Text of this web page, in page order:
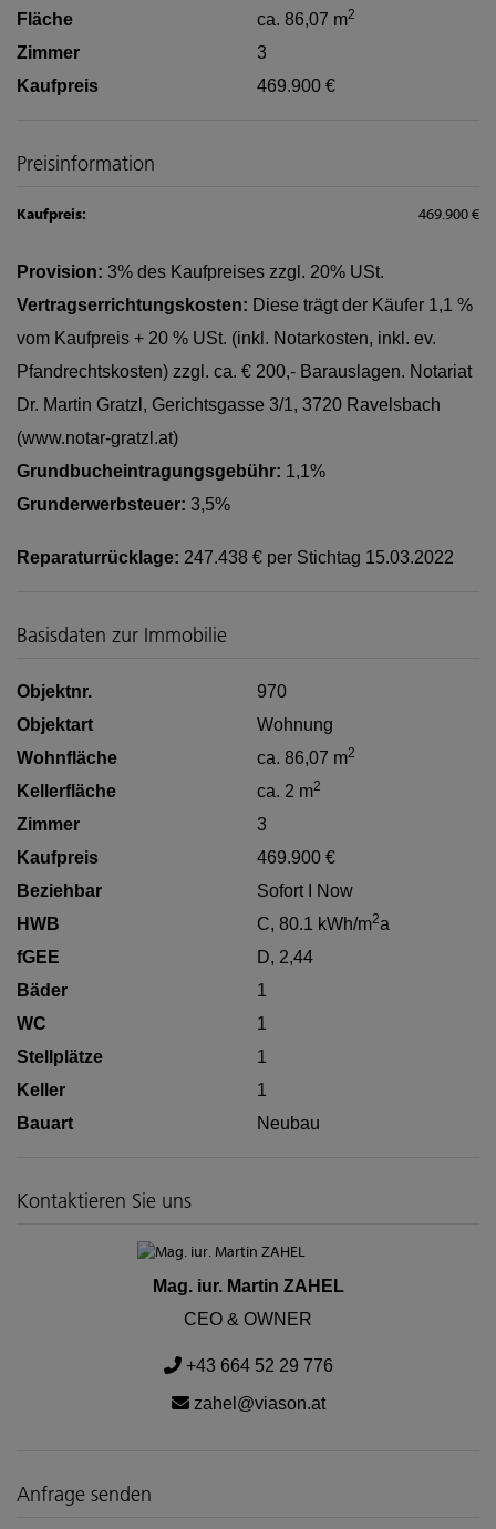
Fläche ca. 86,07 m2
Zimmer
3
Kaufpreis
469.900 €
Preisinformation
Kaufpreis: 469.900 €
Provision: 3% des Kaufpreises zzgl. 20% USt.
Vertragserrichtungskosten: Diese trägt der Käufer 1,1 %
vom Kaufpreis + 20 % USt. (inkl. Notarkosten, inkl. ev.
Pfandrechtskosten) zzgl. ca. € 200,- Barauslagen. Notariat
Dr. Martin Gratzl, Gerichtsgasse 3/1, 3720 Ravelsbach
(www.notar-gratzl.at)
Grundbucheintragungsgebühr: 1,1%
Grunderwerbsteuer: 3,5%
Reparaturrücklage: 247.438 € per Stichtag 15.03.2022
Basisdaten zur Immobilie
Objektnr.
970
Objektart
Wohnung
Wohnfläche
ca. 86,07 m2
Kellerfläche ca. 2 m2
Zimmer
3
Kaufpreis
469.900 €
Beziehbar
Sofort I Now
HWB
C, 80.1 kWh/m2a
fGEE
D, 2,44
Bäder
1
WC
1
Stellplätze
1
Keller
1
Bauart
Neubau
Kontaktieren Sie uns
Mag. iur. Martin ZAHEL
CEO & OWNER
+43 664 52 29 776
zahel@viason.at
Anfrage senden